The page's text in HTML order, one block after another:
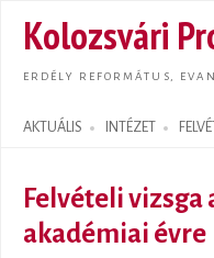
Kolozsvári
ERDÉLY REFORMÁTUS,
AKTUÁLIS INTÉZET
Search form
Felvételi vizsga
akadémiai évre